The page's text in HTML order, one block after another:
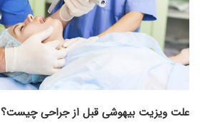
علت ویزیت بیهوشی قبل از جراحی چیست؟